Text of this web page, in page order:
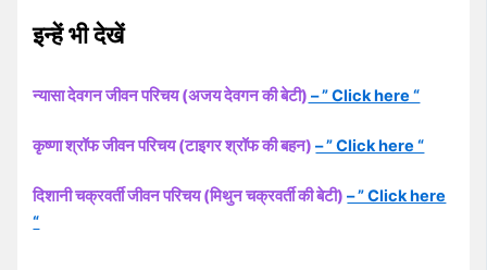
इन्हें भी देखें
न्यासा देवगन जीवन परिचय (अजय देवगन की बेटी) – ” Click here “
कृष्णा श्रॉफ जीवन परिचय (टाइगर श्रॉफ की बहन)– ” Click here “
दिशानी चक्रवर्ती जीवन परिचय (मिथुन चक्रवर्ती की बेटी)– ” Click here
“